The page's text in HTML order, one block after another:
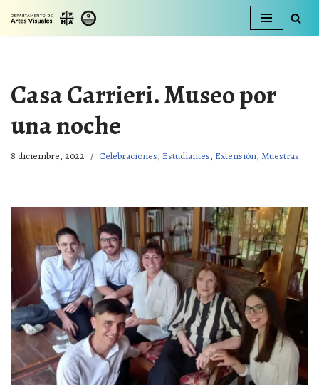
Ir
Casa Carrieri. Museo por
una noche
8 diciembre, 2022 Celebraciones, Estudiantes, Extensión, Muestras